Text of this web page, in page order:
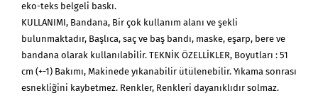
eko-teks belgeli baskı.
KULLANIMI, Bandana, Bir çok kullanım alanı ve şekli
bulunmaktadır, Başlıca, saç ve baş bandı, maske, eşarp, bere ve
bandana olarak kullanılabilir. TEKNİK ÖZELLİKLER, Boyutları : 51
cm (+-1) Bakımı, Makinede yıkanabilir ütülenebilir. Yıkama sonrası
esnekliğini kaybetmez. Renkler, Renkleri dayanıklıdır solmaz.